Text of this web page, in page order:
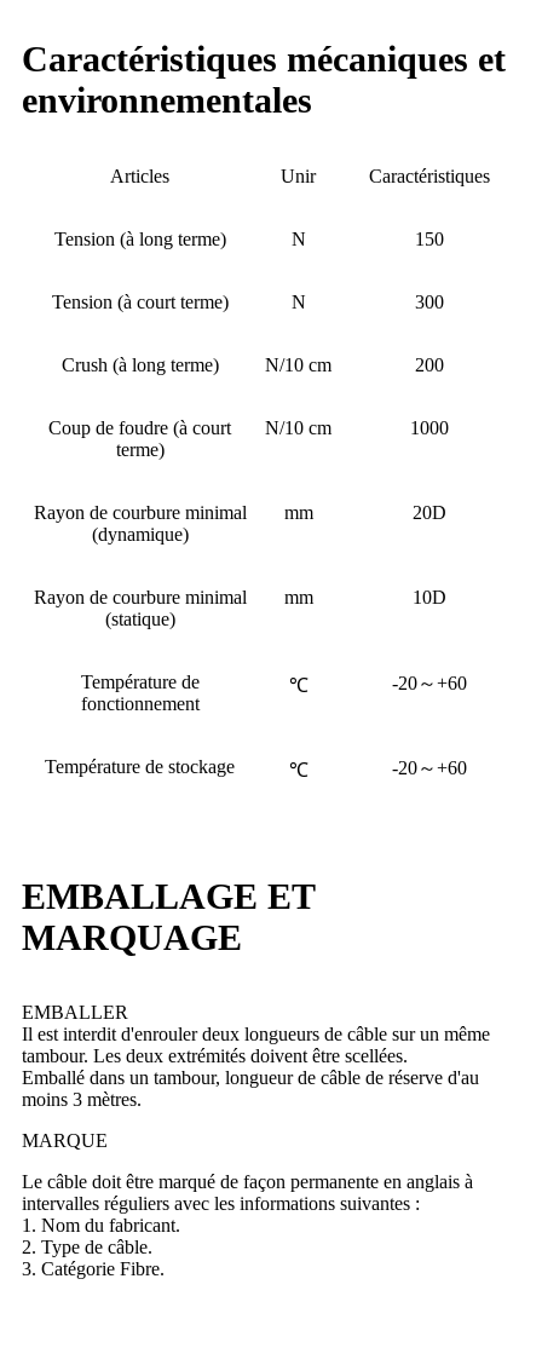
Caractéristiques mécaniques et
environnementales
Articles Unir Caractéristiques
Tension (à long terme) N 150
Tension (à court terme) N 300
Crush (à long terme) N/10 cm 200
Coup de foudre (à court
terme)
N/10 cm 1000
Rayon de courbure minimal
(dynamique)
mm 20D
Rayon de courbure minimal
(statique)
mm 10D
Température de
fonctionnement
℃ -20～+60
Température de stockage ℃ -20～+60
EMBALLAGE ET
MARQUAGE
EMBALLER
Il est interdit d'enrouler deux longueurs de câble sur un même
tambour. Les deux extrémités doivent être scellées.
Emballé dans un tambour, longueur de câble de réserve d'au
moins 3 mètres.
MARQUE
Le câble doit être marqué de façon permanente en anglais à
intervalles réguliers avec les informations suivantes :
1. Nom du fabricant.
2. Type de câble.
3. Catégorie Fibre.